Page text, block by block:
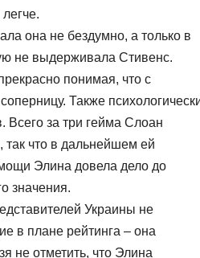
она не бездумно, а только в
не выдерживала Стивенс.
понимая, что с
Также
Всего за три гейма Слоан
так что в дальнейшем ей
Элина довела дело до
значения.
Украины не
в плане рейтинга – она
не отметить, что Элина